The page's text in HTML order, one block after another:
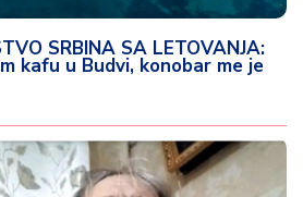
SRBINA SA LETOVANJA:
kafu u Budvi, konobar me je